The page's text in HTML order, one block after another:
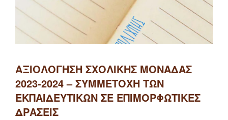
ΑΞΙΟΛΌΓΗΣΗ ΣΧΟΛΙΚΉΣ ΜΟΝΆΔΑΣ
2023-2024 – ΣΥΜΜΕΤΟΧΉ ΤΩΝ
ΕΚΠΑΙΔΕΥΤΙΚΏΝ ΣΕ ΕΠΙΜΟΡΦΩΤΙΚΈΣ
ΔΡΆΣΕΙΣ